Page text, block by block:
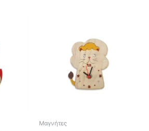
Μαγνήτες